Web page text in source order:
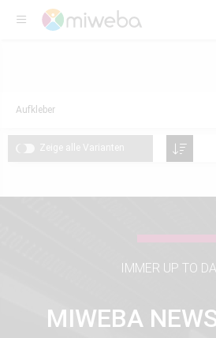
Aufkleber
Zeige alle Varianten
IMMER UP TO
MIWEBA